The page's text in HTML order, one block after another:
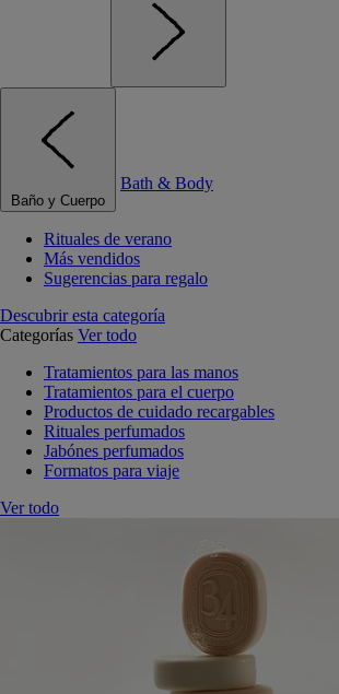
Baño y Cuerpo
Bath & Body
Rituales de verano
Más vendidos
Sugerencias para regalo
Descubrir esta categoría
Categorías Ver todo
Tratamientos para las manos
Tratamientos para el cuerpo
Productos de cuidado recargables
Rituales perfumados
Jabónes perfumados
Formatos para viaje
Ver todo